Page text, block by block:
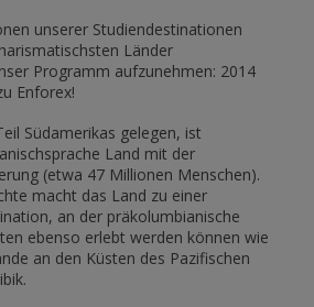
unserer Studiendestinationen
Länder
Programm aufzunehmen: 2014
Enforex!
Südamerikas gelegen, ist
Land mit der
(etwa 47 Millionen Menschen).
macht das Land zu einer
an der präkolumbianische
ebenso erlebt werden können wie
an den Küsten des Pazifischen